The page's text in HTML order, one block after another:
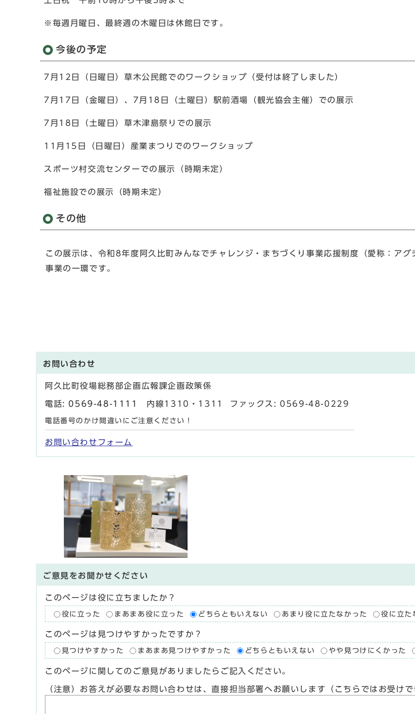
※毎週月曜日、最終週の木曜日は休館日です。
今後の予定
7月12日（日曜日）草木公民館でのワークショップ（受付は終了しました）
7月17日（金曜日）、7月18日（土曜日）駅前酒場（観光協会主催）での展示
7月18日（土曜日）草木津島祭りでの展示
11月15日（日曜日）産業まつりでのワークショップ
スポーツ村交流センターでの展示（時期未定）
福祉施設での展示（時期未定）
その他
この展示は、令和8年度阿久比町みんなでチャレンジ・まちづくり事業応援制度（愛称：アグ
事業の一環です。
お問い合わせ
阿久比町役場総務部企画広報課企画政策係
電話: 0569-48-1111 内線1310・1311 ファックス: 0569-48-0229
電話番号のかけ間違いにご注意ください！
お問い合わせフォーム
ご意見をお聞かせください
このページは役に立ちましたか？
役に立った まあまあ役に立った どちらともいえない あまり役に立たなかった 役に立た
このページは見つけやすかったですか？
見つけやすかった まあまあ見つけやすかった どちらともいえない やや見つけにくかった
このページに関してのご意見がありましたらご記入ください。
（注意）お答えが必要なお問い合わせは、直接担当部署へお願いします（こちらではお受けで